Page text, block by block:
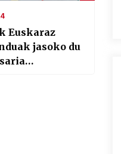
Euskaraz
jasoko du